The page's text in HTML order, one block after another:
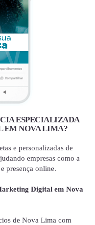
ESPECIALIZADA
EM NOVA LIMA?
e personalizadas de
empresas como a
presença online.
Digital em Nova
de Nova Lima com